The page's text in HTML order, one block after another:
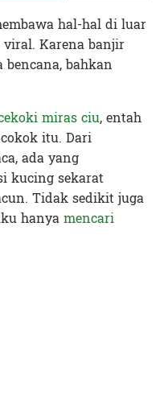
hal-hal di luar
Karena banjir
bahkan
miras ciu, entah
itu. Dari
ada yang
kucing sekarat
Tidak sedikit juga
hanyamencari